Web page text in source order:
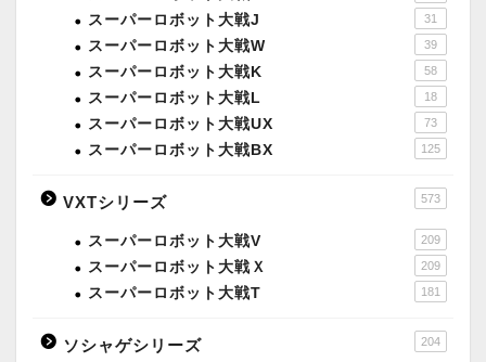
スーパーロボット大戦J 31
スーパーロボット大戦W 39
スーパーロボット大戦K 58
スーパーロボット大戦L 18
スーパーロボット大戦UX 73
スーパーロボット大戦BX 125
VXTシリーズ 573
スーパーロボット大戦V 209
スーパーロボット大戦Ｘ 209
スーパーロボット大戦T 181
ソシャゲシリーズ 204